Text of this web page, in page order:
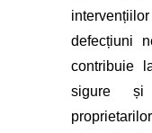
defecțiuni
contribuie
sigure și